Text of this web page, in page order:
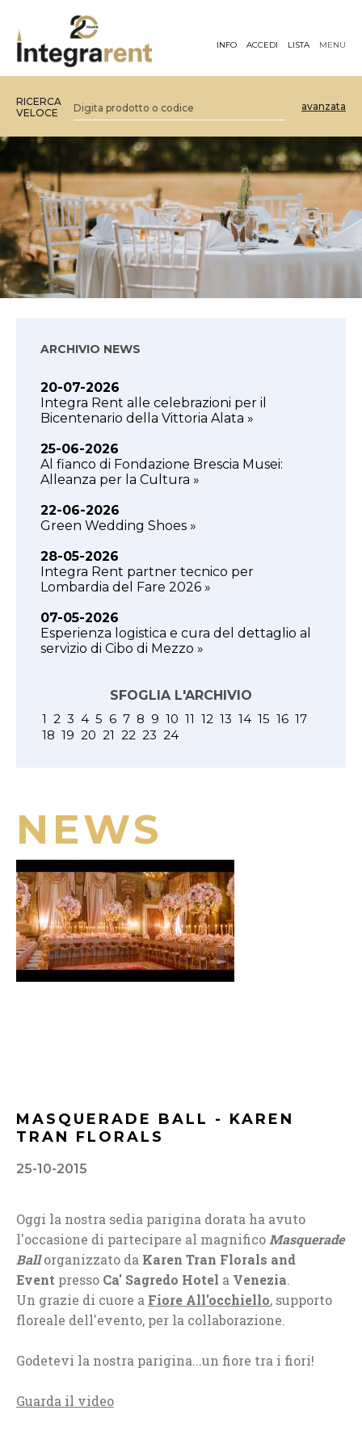
INFO ACCEDI LISTA MENU
RICERCA
VELOCE
avanzata
ARCHIVIO NEWS
20-07-2026
Integra Rent alle celebrazioni per il
Bicentenario della Vittoria Alata »
25-06-2026
Al fianco di Fondazione Brescia Musei:
Alleanza per la Cultura »
22-06-2026
Green Wedding Shoes »
28-05-2026
Integra Rent partner tecnico per
Lombardia del Fare 2026 »
07-05-2026
Esperienza logistica e cura del dettaglio al
servizio di Cibo di Mezzo »
SFOGLIA L'ARCHIVIO
1 2 3 4 5 6 7 8 9 10 11 12 13 14 15 16 17
18 19 20 21 22 23 24
NEWS
MASQUERADE BALL - KAREN
TRAN FLORALS
25-10-2015
Oggi la nostra sedia parigina dorata ha avuto
l'occasione di partecipare al magnifico Masquerade
Ballorganizzato da Karen Tran Florals and
Event presso Ca' Sagredo Hotel a Venezia.
Un grazie di cuore a Fiore All'occhiello, supporto
floreale dell'evento, per la collaborazione.
Godetevi la nostra parigina...un fiore tra i fiori!
Guarda il video